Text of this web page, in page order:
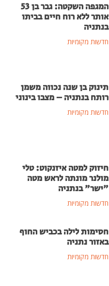
המגפה השקטה: גבר בן 53
אותר ללא רוח חיים בביתו
בנתניה
חדשות מקומיות
תינוק בן שנה נכווה משמן
רותח בנתניה – מצבו בינוני
חדשות מקומיות
חיזוק למטה איזנקוט: טלי
מולנר מונתה לראש מטה
"ישר" בנתניה
חדשות מקומיות
חסימות לילה בכביש החוף
באזור נתניה
חדשות מקומיות